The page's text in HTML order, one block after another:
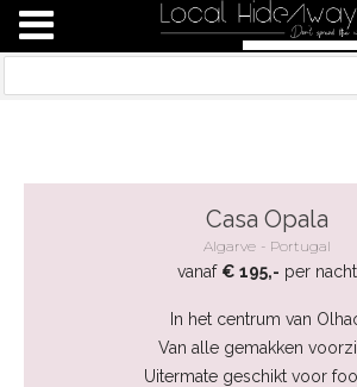
Casa Opala
Algarve Portugal
vanaf € 195,- per nacht
In het centrum van
Van alle gemakken
Uitermate geschikt voor